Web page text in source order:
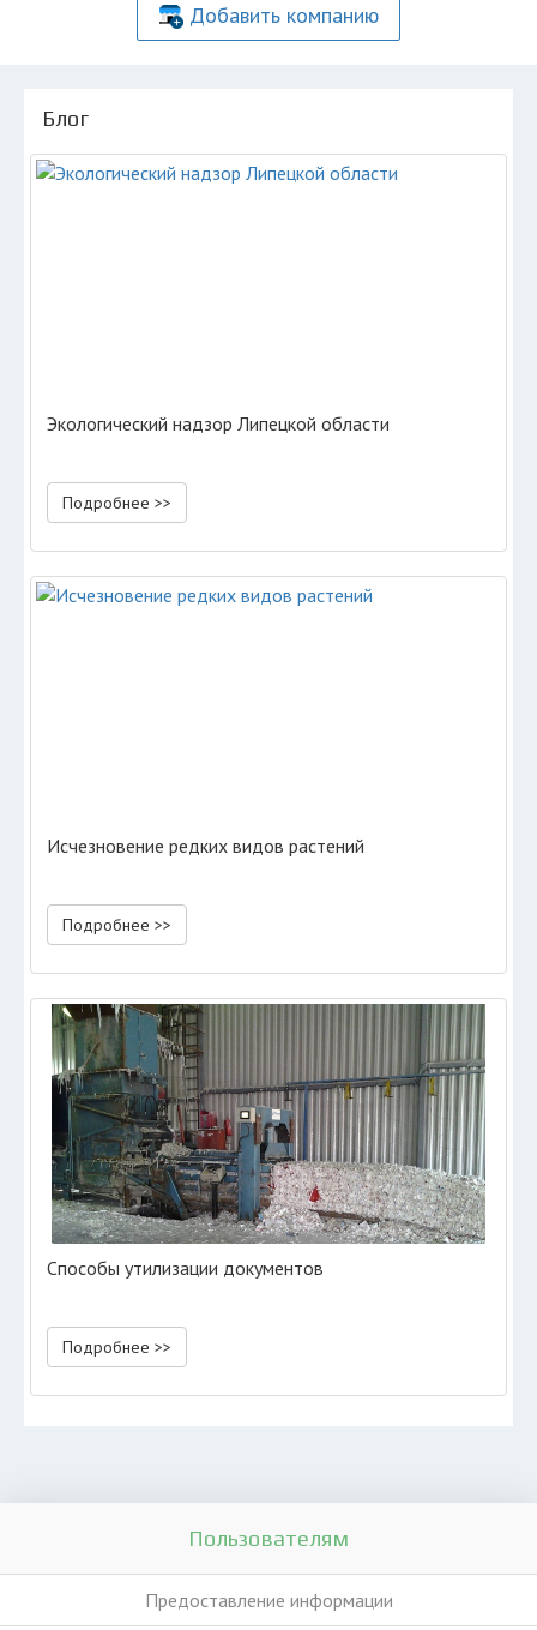
Добавить компанию
Блог
Экологический надзор Липецкой области
Подробнее >>
Исчезновение редких видов растений
Подробнее >>
Способы утилизации документов
Подробнее >>
Пользователям
Предоставление информации